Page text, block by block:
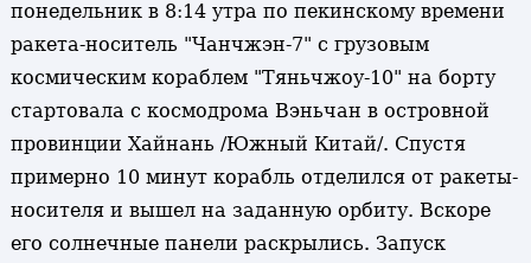
понедельник в 8:14 утра по пекинскому времени
ракета-носитель "Чанчжэн-7" с грузовым
космическим кораблем "Тяньчжоу-10" на борту
стартовала с космодрома Вэньчан в островной
провинции Хайнань /Южный Китай/. Спустя
примерно 10 минут корабль отделился от ракеты-
носителя и вышел на заданную орбиту. Вскоре
его солнечные панели раскрылись. Запуск